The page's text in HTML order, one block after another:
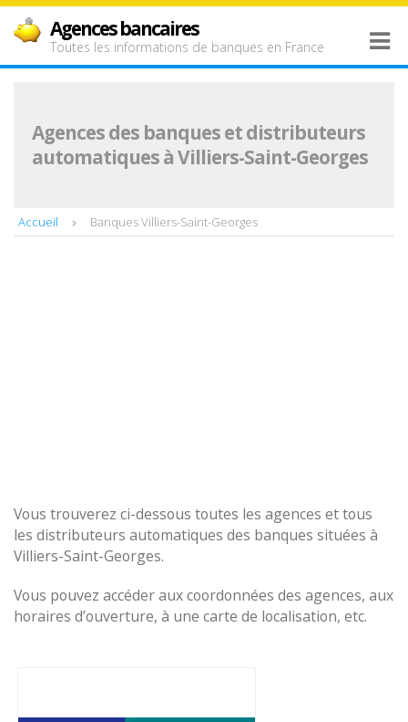
Agences bancaires
Toutes les informations de banques en France
Agences des banques et distributeurs
automatiques à Villiers-Saint-Georges
Accueil Banques Villiers-Saint-Georges
Vous trouverez ci-dessous toutes les agences et tous
les distributeurs automatiques des banques situées à
Villiers-Saint-Georges.
Vous pouvez accéder aux coordonnées des agences, aux
horaires d’ouverture, à une carte de localisation, etc.